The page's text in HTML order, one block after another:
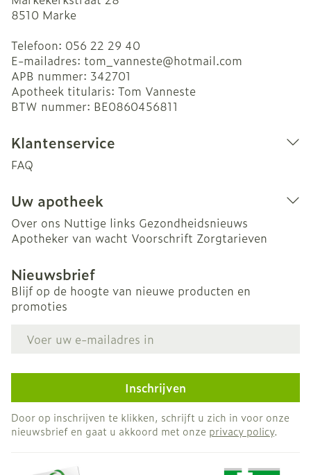
8510 Marke
Telefoon: 056 22 29 40
E-mailadres: tom_vanneste@hotmail.com
APB nummer: 342701
Apotheek titularis: Tom Vanneste
BTW nummer: BE0860456811
Klantenservice
FAQ
Uw apotheek
Over ons Nuttige links Gezondheidsnieuws
Apotheker van wacht Voorschrift Zorgtarieven
Nieuwsbrief
Blijf op de hoogte van nieuwe producten en
promoties
Inschrijven
Door op inschrijven te klikken, schrijft u zich in voor onze
nieuwsbrief en gaat u akkoord met onze privacy policy.